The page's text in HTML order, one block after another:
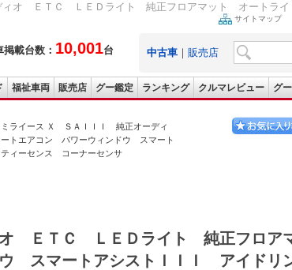
ィオ ＥＴＣ ＬＥＤライト 純正フロアマット オートラ
掲載台数： 10,001台
サイトマップ
中古車 ｜ 販売店
福祉車両 販売店 グー鑑定 ランキング クルマレビュー グ
ミライース Ｘ ＳＡＩＩＩ 純正オーディ
エアコン パワーウィンドウ スマート
ィーセンス コーナーセンサ
ＥＴＣ ＬＥＤライト 純正フロ
スマートアシストＩＩＩ アイドリ